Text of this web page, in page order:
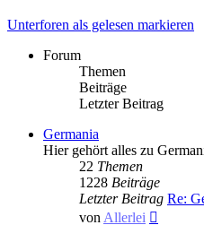
Unterforen als gelesen markieren
Forum
Themen
Beiträge
Letzter Beitrag
Germania
Hier gehört alles zu
22 Themen
1228 Beiträge
Letzter Beitrag Re:
von Allerlei